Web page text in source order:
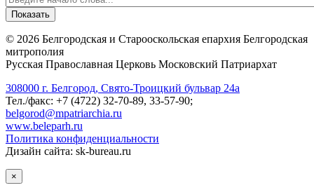
© 2026 Белгородская и Старооскольская епархия Белгородская
митрополия
Русская Православная Церковь Московский Патриархат
308000 г. Белгород, Свято-Троицкий бульвар 24а
Тел./факс: +7 (4722) 32-70-89, 33-57-90;
belgorod@mpatriarchia.ru
www.beleparh.ru
Политика конфиденциальности
Дизайн сайта: sk-bureau.ru
×